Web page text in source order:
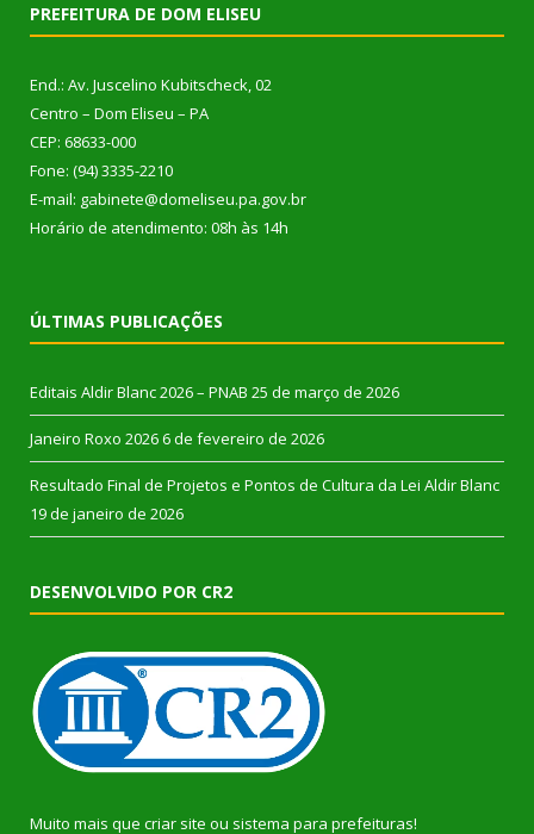
PREFEITURA DE DOM ELISEU
End.: Av. Juscelino Kubitscheck, 02
Centro – Dom Eliseu – PA
CEP: 68633-000
Fone: (94) 3335-2210
E-mail: gabinete@domeliseu.pa.gov.br
Horário de atendimento: 08h às 14h
ÚLTIMAS PUBLICAÇÕES
Editais Aldir Blanc 2026 – PNAB 25 de março de 2026
Janeiro Roxo 2026 6 de fevereiro de 2026
Resultado Final de Projetos e Pontos de Cultura da Lei Aldir Blanc
19 de janeiro de 2026
DESENVOLVIDO POR CR2
Muito mais que criar site ou sistema para prefeituras!